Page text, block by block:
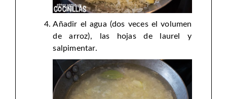
Añadir el agua (dos veces el volumen
de arroz), las hojas de laurel y
salpimentar.